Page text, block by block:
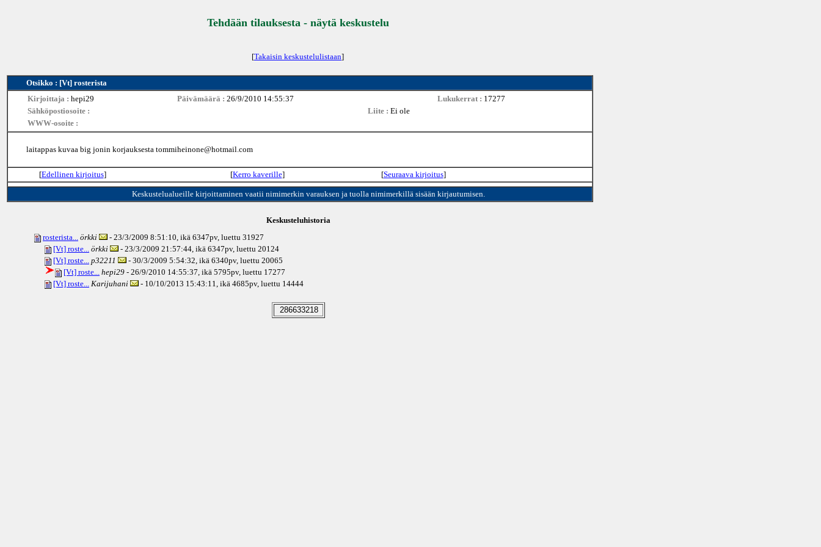
Tehdään tilauksesta - näytä keskustelu
[Takaisin keskustelulistaan]
Otsikko : [Vt] rosterista
Kirjoittaja : hepi29 Päivämäärä : 26/9/2010 14:55:37 Lukukerrat : 17277
Sähköpostiosoite :
Liite : Ei ole
WWW-osoite :
laitappas kuvaa big jonin korjauksesta tommiheinone@hotmail.com
[Edellinen kirjoitus] [Kerro kaverille] [Seuraava kirjoitus]
Keskustelualueille kirjoittaminen vaatii nimimerkin varauksen ja tuolla nimimerkillä sisään kirjautumisen.
Keskusteluhistoria
rosterista... örkki - 23/3/2009 8:51:10, ikä 6347pv, luettu 31927
[Vt] roste... örkki - 23/3/2009 21:57:44, ikä 6347pv, luettu 20124
[Vt] roste... p32211 - 30/3/2009 5:54:32, ikä 6340pv, luettu 20065
[Vt] roste... hepi29 - 26/9/2010 14:55:37, ikä 5795pv, luettu 17277
[Vt] roste... Karijuhani - 10/10/2013 15:43:11, ikä 4685pv, luettu 14444
286633218